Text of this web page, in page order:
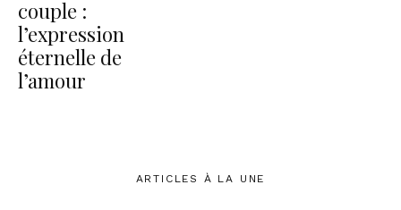
couple :
l’expression
éternelle de
l’amour
ARTICLES À LA UNE